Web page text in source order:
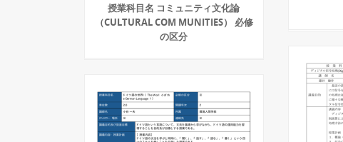
授業科目名 コミュニティ文化論
（CULTURAL COM MUNITIES） 必修
の区分